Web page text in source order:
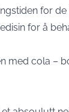
for de
for å
med cola –